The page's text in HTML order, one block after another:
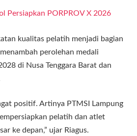
Persiapkan PORPROV X 2026
kualitas pelatih menjadi bagian
perolehan medali
di Nusa Tenggara Barat dan
positif. Artinya PTMSI Lampung
pelatih dan atlet
ke depan,” ujar Riagus.